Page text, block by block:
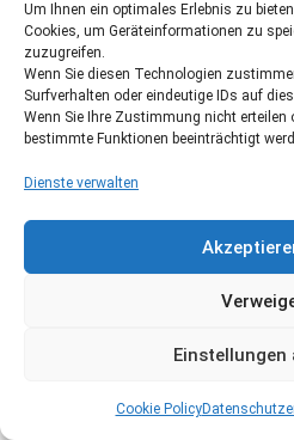
Um Ihnen ein optimales Erlebnis zu
Cookies, um Geräteinformationen zu
zuzugreifen.
Wenn Sie diesen Technologien
Surfverhalten oder eindeutige IDs auf
Wenn Sie Ihre Zustimmung nicht erteilen
bestimmte Funktionen beeinträchtigt
Dienste verwalten
Einstellungen
Cookie Policy